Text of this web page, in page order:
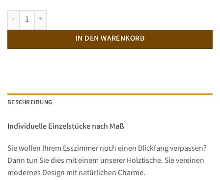
Massivholztisch Eiche "A-Balkengestell" Menge
IN DEN WARENKORB
BESCHREIBUNG
Individuelle Einzelstücke nach Maß
Sie wollen Ihrem Esszimmer noch einen Blickfang verpassen?
Dann tun Sie dies mit einem unserer Holztische. Sie vereinen
modernes Design mit natürlichen Charme.